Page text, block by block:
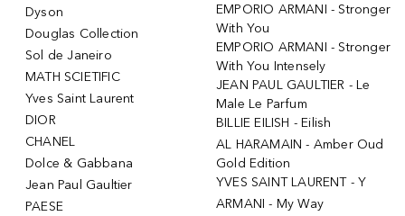
Dyson
Douglas Collection
Sol de Janeiro
MATH SCIETIFIC
Yves Saint Laurent
DIOR
CHANEL
Dolce & Gabbana
Jean Paul Gaultier
PAESE
EMPORIO ARMANI - Stronger
With You
EMPORIO ARMANI - Stronger
With You Intensely
JEAN PAUL GAULTIER - Le
Male Le Parfum
BILLIE EILISH - Eilish
AL HARAMAIN - Amber Oud
Gold Edition
YVES SAINT LAURENT - Y
ARMANI - My Way